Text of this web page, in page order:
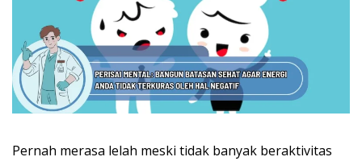
Pernah merasa lelah meski tidak banyak beraktivitas